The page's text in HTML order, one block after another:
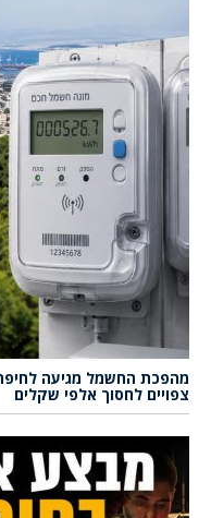
מהפכת החשמל מגיעה
צפויים לחסוך אלפי שקלים